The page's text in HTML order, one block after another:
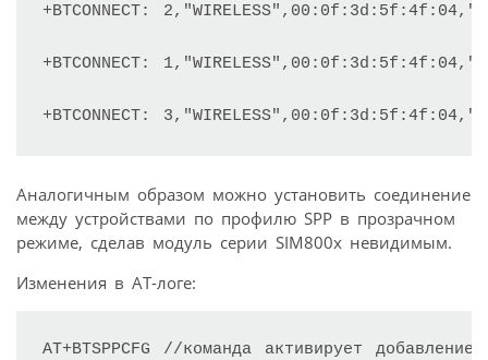
+BTCONNECT:
+BTCONNECT:
+BTCONNECT:
Аналогичным образом можно установить соединение
между устройствами по профилю SPP в прозрачном
режиме, сделав модуль серии SIM800x невидимым.
Изменения в AT-логе:
AT+BTSPPCFG //команда активирует